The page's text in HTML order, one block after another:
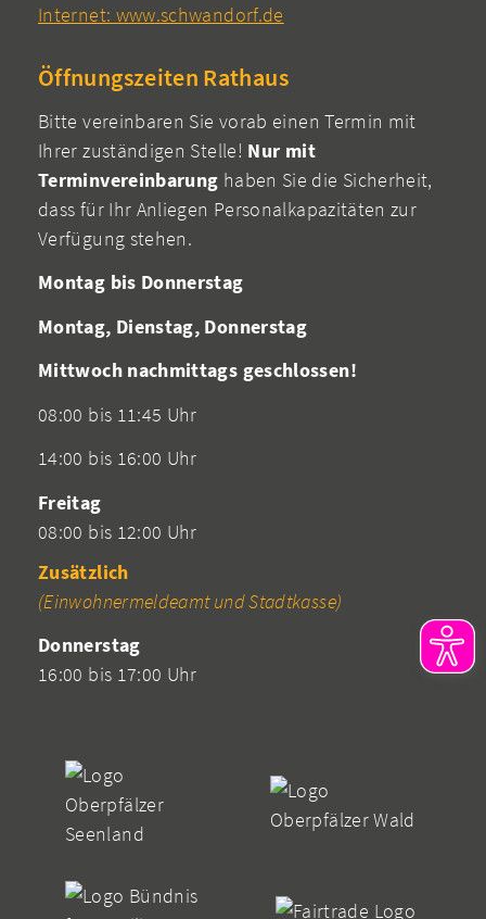
Internet: www.schwandorf.de
Öffnungszeiten Rathaus
Bitte vereinbaren Sie vorab einen Termin mit
Ihrer zuständigen Stelle! Nur mit
Terminvereinbarung haben Sie die Sicherheit,
dass für Ihr Anliegen Personalkapazitäten zur
Verfügung stehen.
Montag bis Donnerstag
Montag, Dienstag, Donnerstag
Mittwoch nachmittags geschlossen!
08:00 bis 11:45 Uhr
14:00 bis 16:00 Uhr
Freitag
08:00 bis 12:00 Uhr
Zusätzlich
(Einwohnermeldeamt und Stadtkasse)
Donnerstag
16:00 bis 17:00 Uhr